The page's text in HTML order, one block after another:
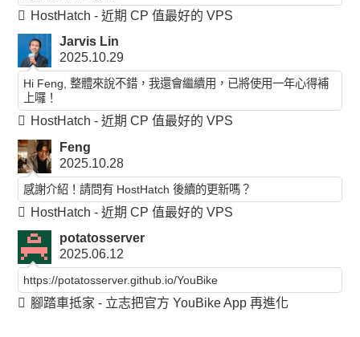
HostHatch - 近期 CP 值最好的 VPS
Jarvis Lin
2025.10.29
Hi Feng, 整體來說不錯，我還會繼續用，已將使用一年心得補
上囉！
HostHatch - 近期 CP 值最好的 VPS
Feng
2025.10.28
感謝介紹！請問有 HostHatch 後續的更新嗎？
HostHatch - 近期 CP 值最好的 VPS
potatosserver
2025.06.12
https://potatosserver.github.io/YouBike
腳踏車抵家 - 立志把官方 YouBike App 再進化